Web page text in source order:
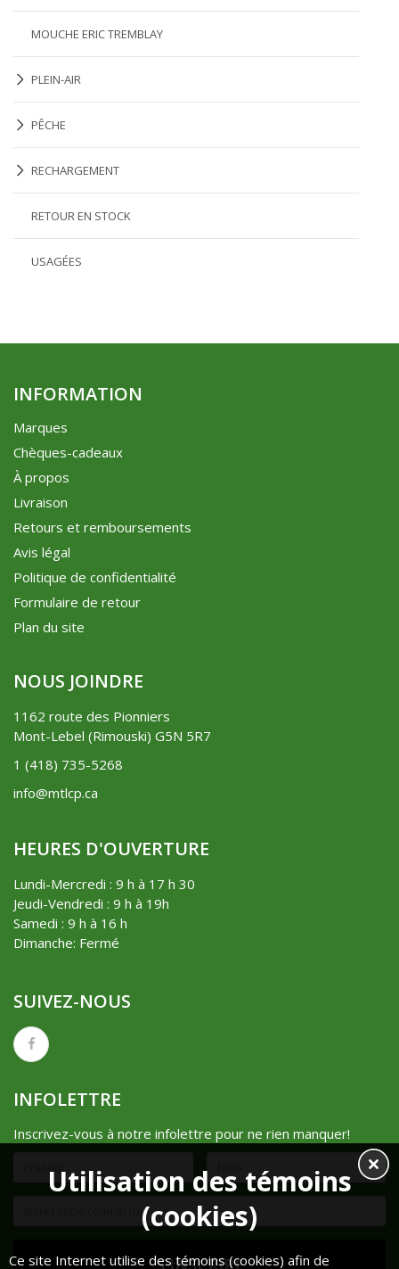
MOUCHE ERIC TREMBLAY
PLEIN-AIR
PÊCHE
RECHARGEMENT
RETOUR EN STOCK
USAGÉES
INFORMATION
Marques
Chèques-cadeaux
À propos
Livraison
Retours et remboursements
Avis légal
Politique de confidentialité
Formulaire de retour
Plan du site
NOUS JOINDRE
1162 route des Pionniers
Mont-Lebel (Rimouski) G5N 5R7
1 (418) 735-5268
info@mtlcp.ca
HEURES D'OUVERTURE
Lundi-Mercredi : 9 h à 17 h 30
Jeudi-Vendredi : 9 h à 19h
Samedi : 9 h à 16 h
Dimanche: Fermé
SUIVEZ-NOUS
INFOLETTRE
Inscrivez-vous à notre infolettre pour ne rien manquer!
Utilisation des témoins
(cookies)
Ce site Internet utilise des témoins (cookies) afin de